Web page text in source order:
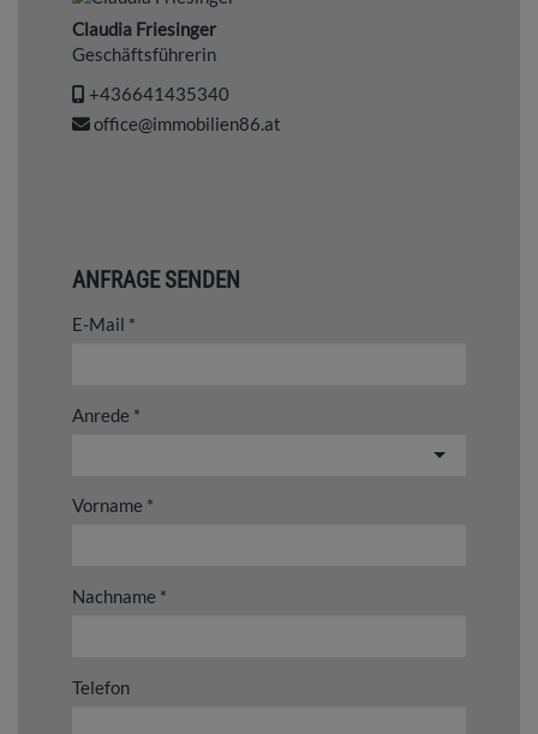
Claudia Friesinger
Geschäftsführerin
+436641435340
office@immobilien86.at
ANFRAGE SENDEN
E-Mail
Anrede
Vorname
Nachname
Telefon